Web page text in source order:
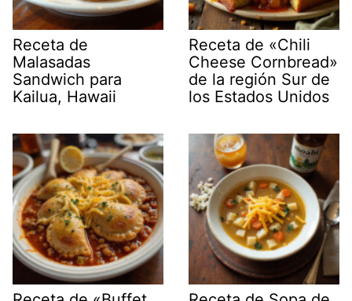
Receta de
Malasadas
Sandwich para
Kailua, Hawaii
Receta de «Chili
Cheese Cornbread»
de la región Sur de
los Estados Unidos